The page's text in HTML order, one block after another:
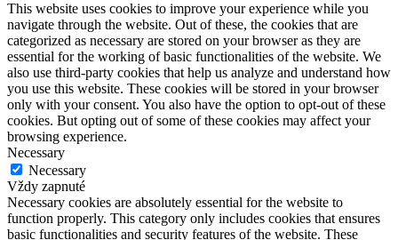
This website uses cookies to improve your experience while you
navigate through the website. Out of these, the cookies that are
categorized as necessary are stored on your browser as they are
essential for the working of basic functionalities of the website. We
also use third-party cookies that help us analyze and understand how
you use this website. These cookies will be stored in your browser
only with your consent. You also have the option to opt-out of these
cookies. But opting out of some of these cookies may affect your
browsing experience.
Necessary
Necessary
Vždy zapnuté
Necessary cookies are absolutely essential for the website to
function properly. This category only includes cookies that ensures
basic functionalities and security features of the website. These